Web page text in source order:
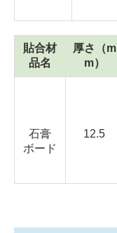
貼合材
品名
厚さ（m
m）
石膏
ボード
12.5